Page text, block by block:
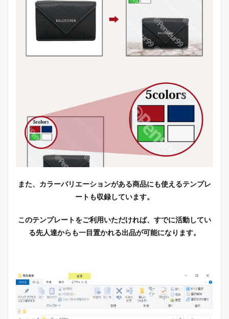
また、カラーバリエーションがある商品にも使えるテンプレ
ートも収録しています。
このテンプレートをご利用いただければ、すでに活動してい
る先人達からも一目置かれる出品が可能になります。